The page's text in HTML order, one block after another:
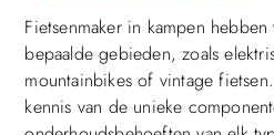
Fietsenmaker in kampen
bepaalde gebieden, zoals
mountainbikes of vintage
kennis van de unieke